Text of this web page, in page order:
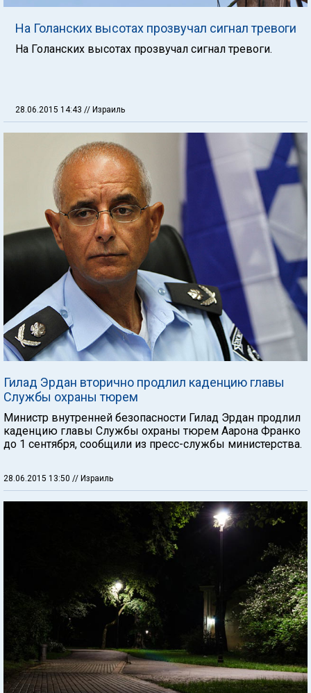
На Голанских высотах прозвучал сигнал тревоги
На Голанских высотах прозвучал сигнал тревоги.
28.06.2015 14:43 // Израиль
Гилад Эрдан вторично продлил каденцию главы
Службы охраны тюрем
Министр внутренней безопасности Гилад Эрдан продлил
каденцию главы Службы охраны тюрем Аарона Франко
до 1 сентября, сообщили из пресс-службы министерства.
28.06.2015 13:50 // Израиль